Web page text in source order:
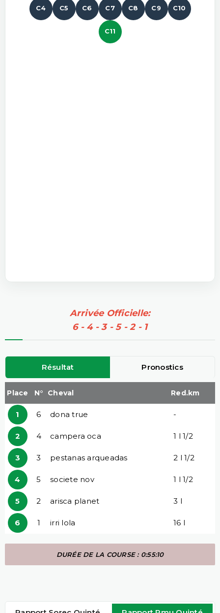
C4 C5 C6 C7 C8 C9 C10
C11
Arrivée Officielle:
6 - 4 - 3 - 5 - 2 - 1
Résultat Pronostics
Place N° Cheval Red.km
1 6 dona true -
2 4 campera oca 1 l 1/2
3 3 pestanas arqueadas 2 l 1/2
4 5 societe nov 1 l 1/2
5 2 arisca planet 3 l
6 1 irri lola 16 l
DURÉE DE LA COURSE : 0:55:10